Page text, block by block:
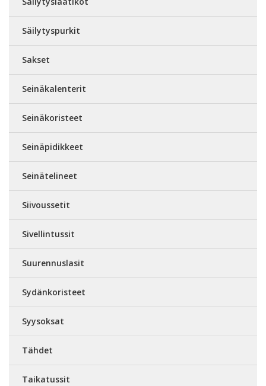
Säilytyspurkit
Sakset
Seinäkalenterit
Seinäkoristeet
Seinäpidikkeet
Seinätelineet
Siivoussetit
Sivellintussit
Suurennuslasit
Sydänkoristeet
Syysoksat
Tähdet
Taikatussit